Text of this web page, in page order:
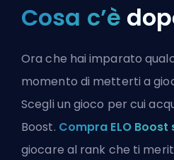
Cosa c’è
Ora che hai imparato
momento di metterti a
Scegli un gioco per cui
Boost. Compra ELO Boost
giocare al rank che ti